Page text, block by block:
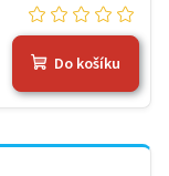
Do košíku